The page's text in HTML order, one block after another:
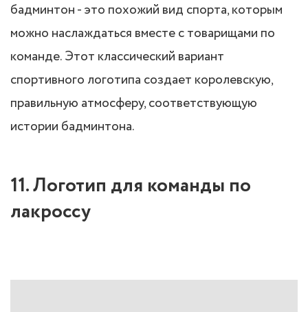
бадминтон - это похожий вид спорта, которым
можно наслаждаться вместе с товарищами по
команде. Этот классический вариант
спортивного логотипа создает королевскую,
правильную атмосферу, соответствующую
истории бадминтона.
11. Логотип для команды по
лакроссу